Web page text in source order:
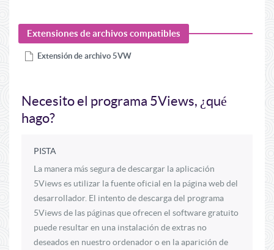
Extensiones de archivos compatibles
Extensión de archivo 5VW
Necesito el programa 5Views, ¿qué
hago?
PISTA
La manera más segura de descargar la aplicación
5Views es utilizar la fuente oficial en la página web del
desarrollador. El intento de descarga del programa
5Views de las páginas que ofrecen el software gratuito
puede resultar en una instalación de extras no
deseados en nuestro ordenador o en la aparición de